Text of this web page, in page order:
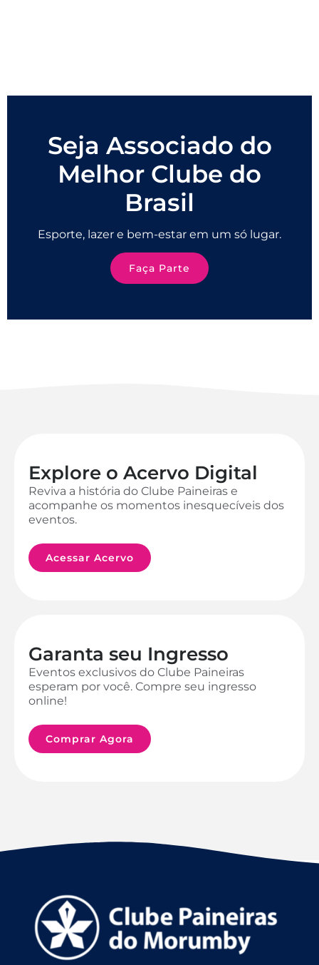
Seja Associado do
Melhor Clube do
Brasil
Esporte, lazer e bem-estar em um só lugar.
Faça Parte
Explore o Acervo Digital
Reviva a história do Clube Paineiras e
acompanhe os momentos inesquecíveis dos
eventos.
Acessar Acervo
Garanta seu Ingresso
Eventos exclusivos do Clube Paineiras
esperam por você. Compre seu ingresso
online!
Comprar Agora